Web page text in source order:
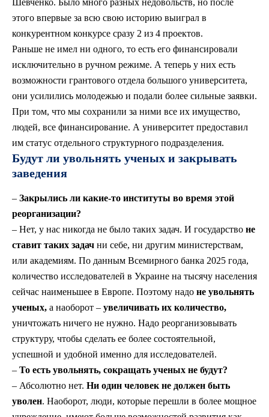
этого впервые за всю свою историю выиграл в
конкурентном конкурсе сразу 2 из 4 проектов.
Раньше не имел ни одного, то есть его финансировали
исключительно в ручном режиме. А теперь у них есть
возможности грантового отдела большого университета,
они усилились молодежью и подали более сильные заявки.
При том, что мы сохранили за ними все их имущество,
людей, все финансирование. А университет предоставил
им статус отдельного структурного подразделения.
Будут ли увольнять ученых и закрывать
заведения
– Закрылись ли какие-то институты во время этой
реорганизации?
– Нет, у нас никогда не было таких задач. И государство не
ставит таких задач ни себе, ни другим министерствам,
или академиям. По данным Всемирного банка 2025 года,
количество исследователей в Украине на тысячу населения
сейчас наименьшее в Европе. Поэтому надо не увольнять
ученых, а наоборот – увеличивать их количество,
уничтожать ничего не нужно. Надо реорганизовывать
структуру, чтобы сделать ее более состоятельной,
успешной и удобной именно для исследователей.
– То есть увольнять, сокращать ученых не будут?
– Абсолютно нет. Ни один человек не должен быть
уволен. Наоборот, люди, которые перешли в более мощное